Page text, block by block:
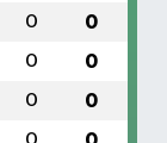
0 0
0 0
0 0